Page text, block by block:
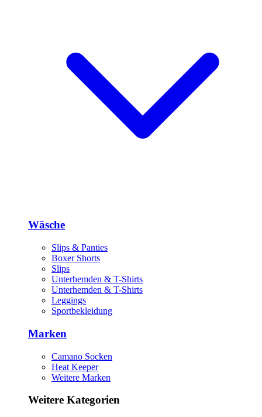
Wäsche
Slips & Panties
Boxer Shorts
Slips
Unterhemden & T-Shirts
Unterhemden & T-Shirts
Leggings
Sportbekleidung
Marken
Camano Socken
Heat Keeper
Weitere Marken
Weitere Kategorien